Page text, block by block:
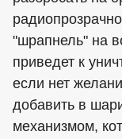
"шрапнель" на
приведет к
если нет
добавить в
механизмом,